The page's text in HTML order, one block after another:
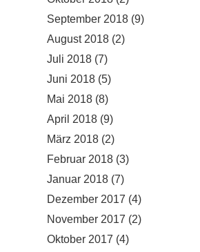
September 2018 (9)
August 2018 (2)
Juli 2018 (7)
Juni 2018 (5)
Mai 2018 (8)
April 2018 (9)
März 2018 (2)
Februar 2018 (3)
Januar 2018 (7)
Dezember 2017 (4)
November 2017 (2)
Oktober 2017 (4)